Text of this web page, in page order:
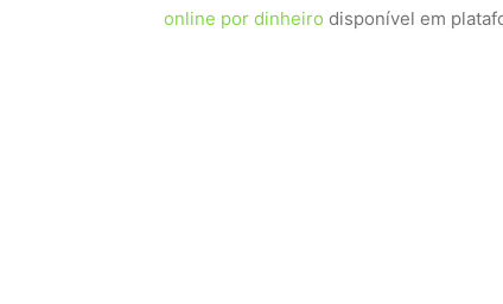
online por dinheiro disponível em